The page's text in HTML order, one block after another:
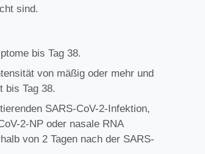
sind.
bis Tag 38.
von mäßig oder mehr und
bis Tag 38.
SARS-CoV-2-Infektion,
2-NP oder nasale RNA
von 2 Tagen nach der SARS-